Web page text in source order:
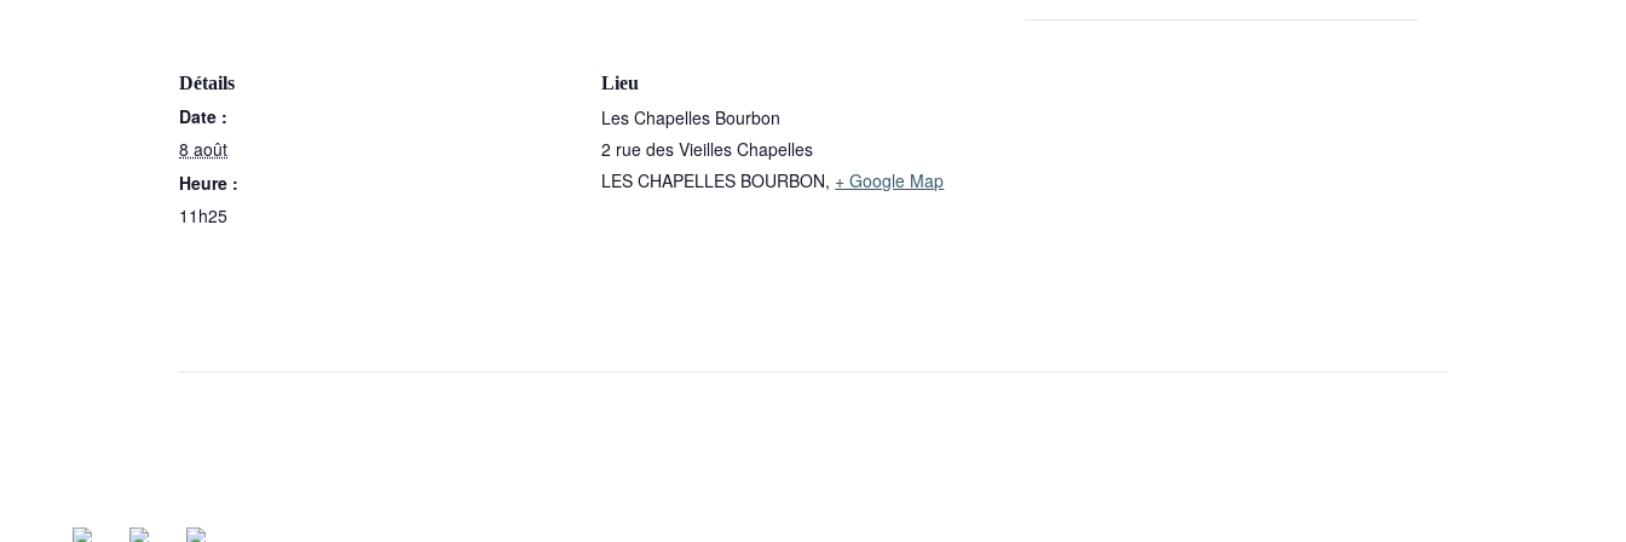
Détails
Date :
8 août
Heure :
11h25
Lieu
Les Chapelles Bourbon
2 rue des Vieilles Chapelles
LES CHAPELLES BOURBON, + Google Map